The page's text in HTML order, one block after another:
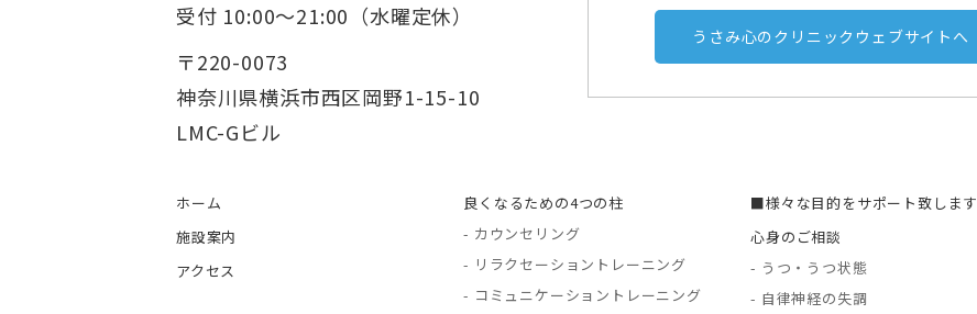
受付 10:00～21:00（水曜定休）
〒220-0073
神奈川県横浜市西区岡野1-15-10
LMC-Gビル
うさみ心のクリニックウェブサイトへ
ホーム
施設案内
アクセス
良くなるための4つの柱
- カウンセリング
- リラクセーショントレーニング
- コミュニケーショントレーニング
■様々な目的をサポート致します
心身のご相談
- うつ・うつ状態
- 自律神経の失調